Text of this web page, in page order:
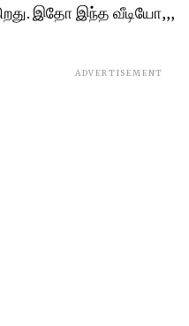
இதோ இந்த வீடியோ,,,
ADVERTISEMENT